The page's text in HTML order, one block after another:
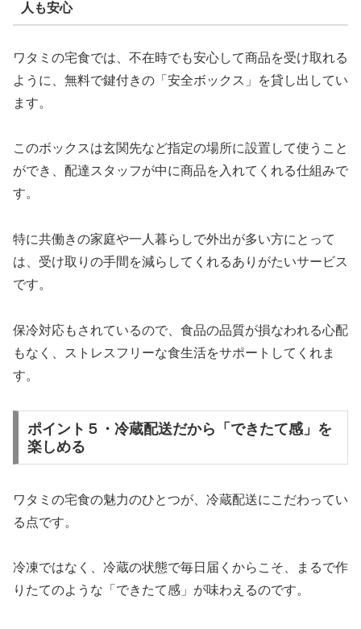
人も安心
ワタミの宅食では、不在時でも安心して商品を受け取れる
ように、無料で鍵付きの「安全ボックス」を貸し出してい
ます。
このボックスは玄関先など指定の場所に設置して使うこと
ができ、配達スタッフが中に商品を入れてくれる仕組みで
す。
特に共働きの家庭や一人暮らしで外出が多い方にとって
は、受け取りの手間を減らしてくれるありがたいサービス
です。
保冷対応もされているので、食品の品質が損なわれる心配
もなく、ストレスフリーな食生活をサポートしてくれま
す。
ポイント５・冷蔵配送だから「できたて感」を
楽しめる
ワタミの宅食の魅力のひとつが、冷蔵配送にこだわってい
る点です。
冷凍ではなく、冷蔵の状態で毎日届くからこそ、まるで作
りたてのような「できたて感」が味わえるのです。